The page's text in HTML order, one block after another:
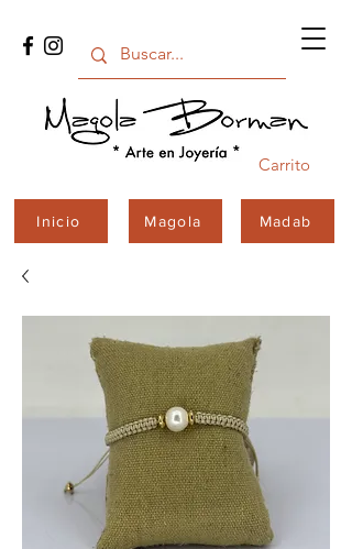
Carrito
Inicio Magola Madab